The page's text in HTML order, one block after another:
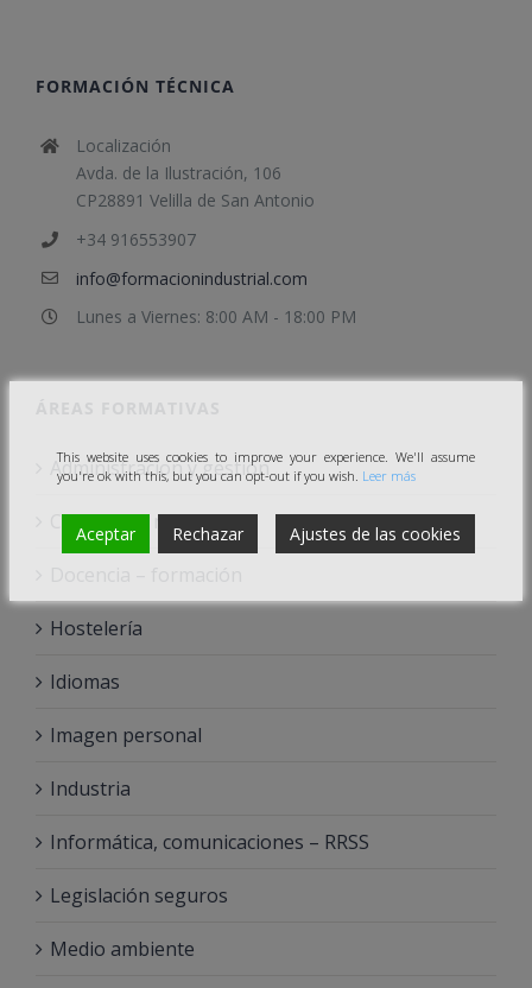
FORMACIÓN TÉCNICA
Localización
Avda. de la Ilustración, 106
CP28891 Velilla de San Antonio
+34 916553907
info@formacionindustrial.com
Lunes a Viernes: 8:00 AM - 18:00 PM
Administracion y gestión
Comercio y marketing
Hostelería
Idiomas
Imagen personal
Industria
Informática, comunicaciones – RRSS
Legislación seguros
Medio ambiente
This website uses cookies to improve your experience. We'll assume
you're ok with this, but you can opt-out if you wish. Leer más
Aceptar Rechazar Ajustes de las cookies